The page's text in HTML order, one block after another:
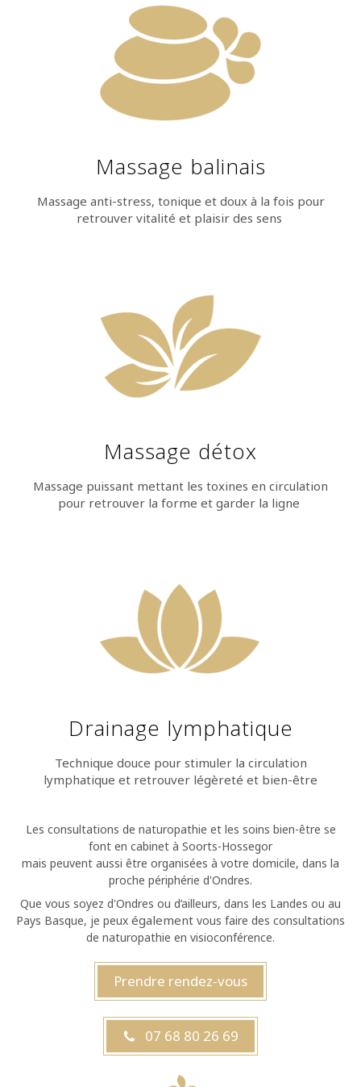
Massage balinais
Massage anti-stress, tonique et doux à la fois pour
retrouver vitalité et plaisir des sens
Massage détox
Massage puissant mettant les toxines en circulation
pour retrouver la forme et garder la ligne
Drainage lymphatique
Technique douce pour stimuler la circulation
lymphatique et retrouver légèreté et bien-être
Les consultations de naturopathie et les soins bien-être se
font en cabinet à Soorts-Hossegor
mais peuvent aussi être organisées à votre domicile, dans la
proche périphérie d'Ondres.
Que vous soyez d'Ondres ou d’ailleurs, dans les Landes ou au
Pays Basque, je peux également vous faire des consultations
de naturopathie en visioconférence.
Prendre rendez-vous
07 68 80 26 69